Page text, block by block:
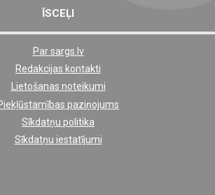
ĪSCEĻI
Par sargs.lv
Redakcijas kontakti
Lietošanas noteikumi
paziņojums
Sīkdatņu politika
Sīkdatņu iestatījumi